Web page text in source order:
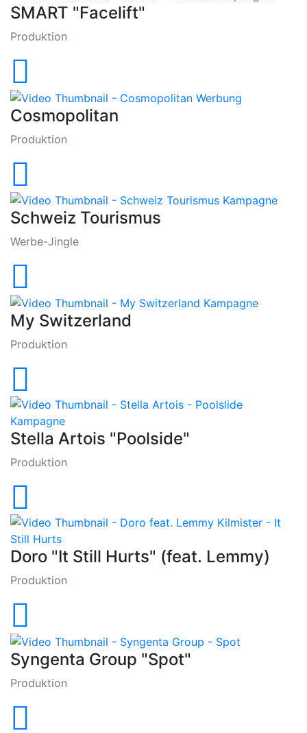
SMART "Facelift"
Produktion
Cosmopolitan
Produktion
Schweiz Tourismus
Werbe-Jingle
My Switzerland
Produktion
Stella Artois "Poolside"
Produktion
Doro "It Still Hurts" (feat. Lemmy)
Produktion
Syngenta Group "Spot"
Produktion